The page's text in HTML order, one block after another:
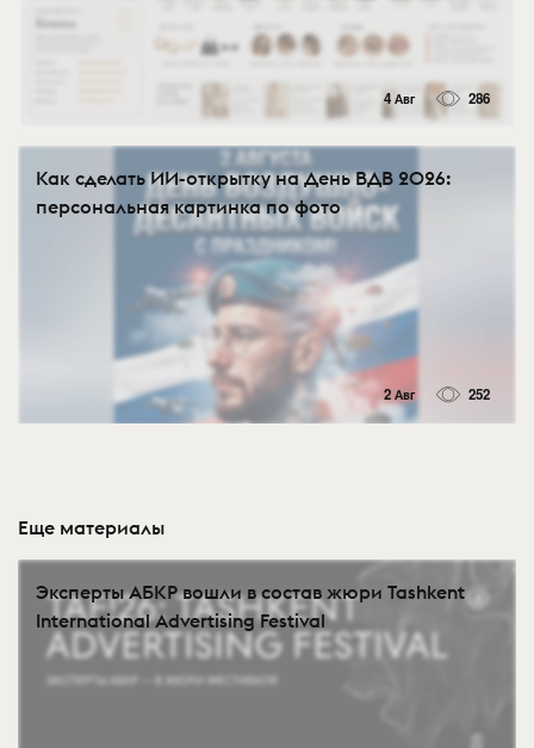
4 Авг 286
Как сделать ИИ-открытку на День ВДВ 2026:
персональная картинка по фото
2 Авг 252
Еще материалы
Эксперты АБКР вошли в состав жюри Tashkent
International Advertising Festival